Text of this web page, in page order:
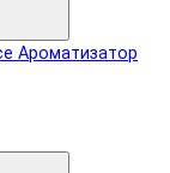
Ароматизатор